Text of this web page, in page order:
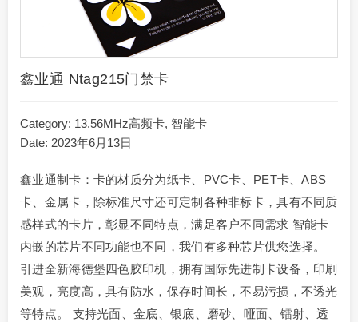
鑫业通 Ntag215门禁卡
Category: 13.56MHz高频卡, 智能卡
Date: 2023年6月13日
鑫业通制卡：卡的材质分为纸卡、PVC卡、PET卡、ABS
卡、金属卡，除标准尺寸还可定制各种非标卡，具有不同质
感样式的卡片，彰显不同特点，满足客户不同需求 智能卡
内嵌的芯片不同功能也不同，我们有多种芯片供您选择。
引进全新海德堡四色胶印机，拥有国际先进制卡设备，印刷
美观，亮度高，具有防水，保存时间长，不易污损，不透光
等特点。 支持光面、金底、银底、磨砂、哑面、镭射、透